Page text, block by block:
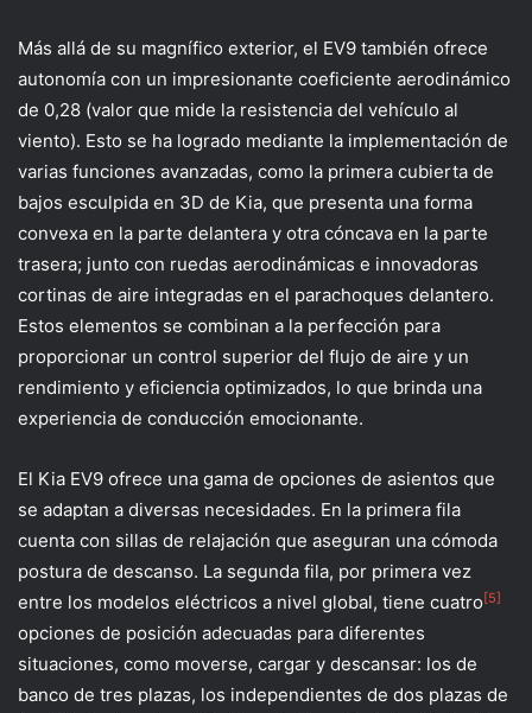
Más allá de su magnífico exterior, el EV9 también ofrece
autonomía con un impresionante coeficiente aerodinámico
de 0,28 (valor que mide la resistencia del vehículo al
viento). Esto se ha logrado mediante la implementación de
varias funciones avanzadas, como la primera cubierta de
bajos esculpida en 3D de Kia, que presenta una forma
convexa en la parte delantera y otra cóncava en la parte
trasera; junto con ruedas aerodinámicas e innovadoras
cortinas de aire integradas en el parachoques delantero.
Estos elementos se combinan a la perfección para
proporcionar un control superior del flujo de aire y un
rendimiento y eficiencia optimizados, lo que brinda una
experiencia de conducción emocionante.
El Kia EV9 ofrece una gama de opciones de asientos que
se adaptan a diversas necesidades. En la primera fila
cuenta con sillas de relajación que aseguran una cómoda
postura de descanso. La segunda fila, por primera vez
entre los modelos eléctricos a nivel global, tiene cuatro[5]
opciones de posición adecuadas para diferentes
situaciones, como moverse, cargar y descansar: los de
banco de tres plazas, los independientes de dos plazas de